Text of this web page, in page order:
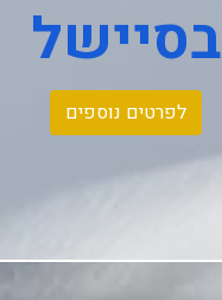
בסיישל
לפרטים נוספים